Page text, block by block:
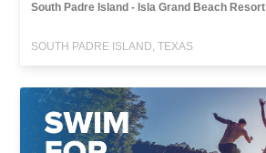
South Padre Island - Isla Grand Beach Resort
SOUTH PADRE ISLAND, TEXAS